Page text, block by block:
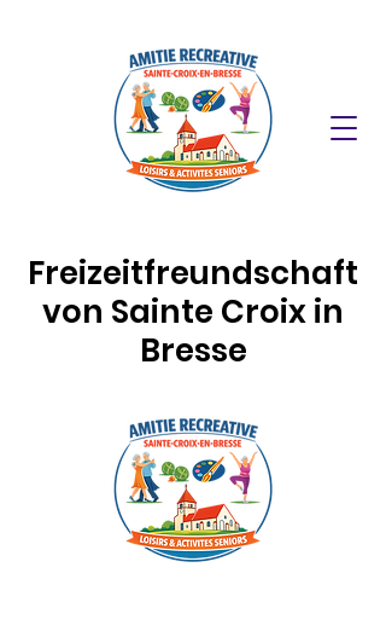
Freizeitfreundschaft
von Sainte Croix in
Bresse